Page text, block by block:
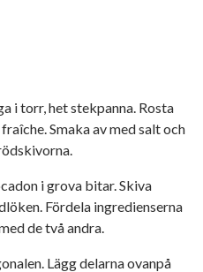
i torr, het stekpanna. Rosta
Smaka av med salt och
i grova bitar. Skiva
Fördela ingredienserna
de två andra.
Lägg delarna ovanpå